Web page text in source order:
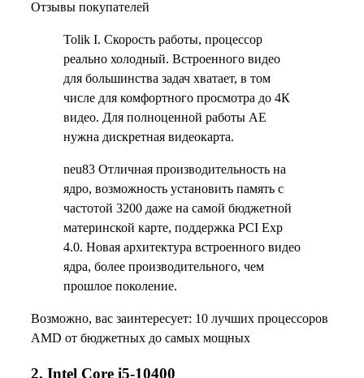
Отзывы покупателей
Tolik I. Скорость работы, процессор
реально холодный. Встроенного видео
для большинства задач хватает, в том
числе для комфортного просмотра до 4К
видео. Для полноценной работы AE
нужна дискретная видеокарта.
neu83 Отличная производительность на
ядро, возможность установить память с
частотой 3200 даже на самой бюджетной
материнской карте, поддержка PCI Exp
4.0. Новая архитектура встроенного видео
ядра, более производительного, чем
прошлое поколение.
Возможно, вас заинтересует: 10 лучших процессоров
AMD от бюджетных до самых мощных
2. Intel Core i5-10400